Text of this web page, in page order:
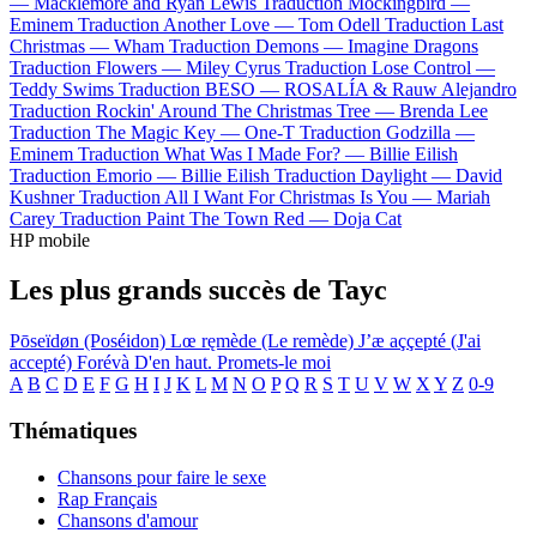
Eminem Traduction Another Love — Tom Odell Traduction Last
Christmas — Wham Traduction Demons — Imagine Dragons
Traduction Flowers — Miley Cyrus Traduction Lose Control —
Teddy Swims Traduction BESO — ROSALÍA & Rauw Alejandro
Traduction Rockin' Around The Christmas Tree — Brenda Lee
Traduction The Magic Key — One-T Traduction Godzilla —
Eminem Traduction What Was I Made For? — Billie Eilish
Traduction Emorio — Billie Eilish Traduction Daylight — David
Kushner Traduction All I Want For Christmas Is You — Mariah
Carey Traduction Paint The Town Red — Doja Cat
HP mobile
Les plus grands succès de Tayc
Pōseïdøn (Poséidon) Lœ ręmède (Le remède) J’æ aççepté (J'ai
accepté) Forévà D'en haut. Promets-le moi
A B C D E F G H I J K L M N O P Q R S T U V W X Y Z 0-9
Thématiques
Chansons pour faire le sexe
Rap Français
Chansons d'amour